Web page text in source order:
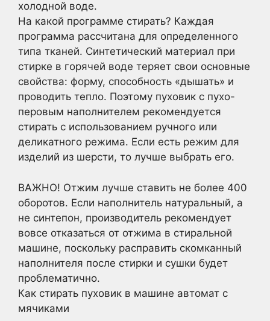
холодной воде.
На какой программе стирать? Каждая
программа рассчитана для определенного
типа тканей. Синтетический материал при
стирке в горячей воде теряет свои основные
свойства: форму, способность «дышать» и
проводить тепло. Поэтому пуховик с пухо-
перовым наполнителем рекомендуется
стирать с использованием ручного или
деликатного режима. Если есть режим для
изделий из шерсти, то лучше выбрать его.
ВАЖНО! Отжим лучше ставить не более 400
оборотов. Если наполнитель натуральный, а
не синтепон, производитель рекомендует
вовсе отказаться от отжима в стиральной
машине, поскольку расправить скомканный
наполнителя после стирки и сушки будет
проблематично.
Как стирать пуховик в машине автомат с
мячиками